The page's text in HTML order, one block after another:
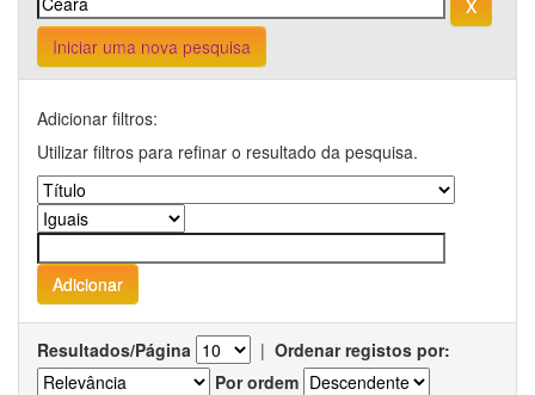
Iniciar uma nova pesquisa
Adicionar filtros:
Utilizar filtros para refinar o resultado da pesquisa.
Resultados/Página | Ordenar registos por:
Por ordem